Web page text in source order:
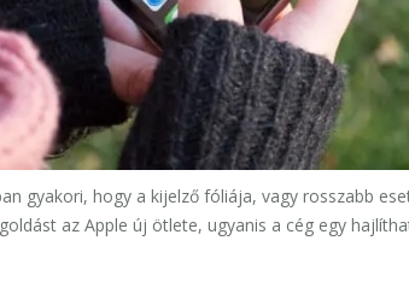
gyakori, hogy a kijelző fóliája, vagy rosszabb
az Apple új ötlete, ugyanis a cég egy